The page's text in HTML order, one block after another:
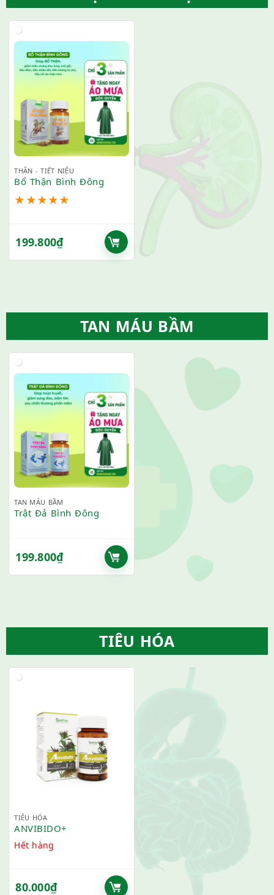
THẬN - TIẾT NIỆU
Bổ Thận Bình Đông
★ ★★★★
199.800₫
TAN MÁU BẦM
TAN MÁU BẦM
Trật Đả Bình Đông
199.800₫
TIÊU HÓA
TIÊU HÓA
ANVIBIDO+
Hết hàng
80.000₫